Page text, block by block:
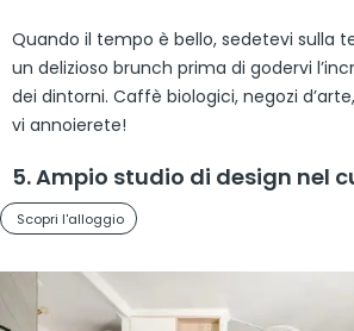
Quando il tempo è bello, sedetevi sulla
un delizioso brunch prima di godervi
dei dintorni. Caffè biologici, negozi
vi annoierete!
5. Ampio studio di design nel
Scopri l'alloggio